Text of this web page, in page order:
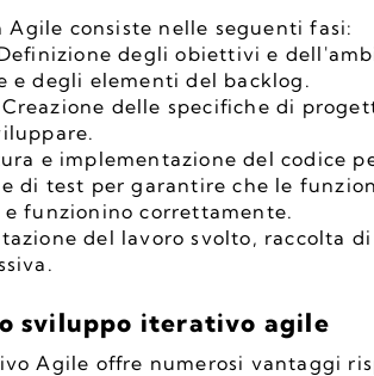
consiste nelle seguenti fasi:
degli obiettivi e
e degli elementi del backlog.
delle specifiche di
e implementazione del codice
di test per garantire che le
funzionino correttamente.
del lavoro svolto, raccolta
sviluppo iterativo agile
Agile offre numerosi vantaggi